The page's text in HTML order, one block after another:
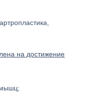
на достижение
мышц;